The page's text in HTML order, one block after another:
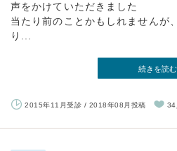
声をかけていただきました
当たり前のことかもしれませんが
り...
続きを読む
2015年11月受診 / 2018年08月投稿 34